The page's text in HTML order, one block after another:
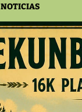
NOTICIAS